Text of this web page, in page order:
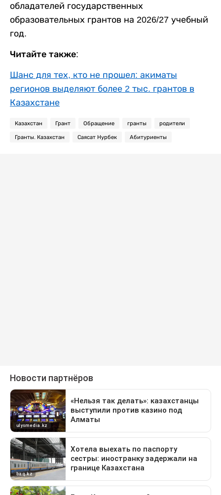
обладателей государственных
образовательных грантов на 2026/27 учебный
год.
Читайте также:
Шанс для тех, кто не прошел: акиматы
регионов выделяют более 2 тыс. грантов в
Казахстане
Казахстан Грант Обращение гранты родители
Гранты. Казахстан Саясат Нурбек Абитуриенты